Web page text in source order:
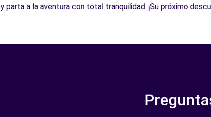
y parta a la aventura con total tranquilidad. ¡Su próximo